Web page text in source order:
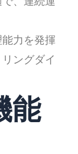
力を発揮
ングダイ
能